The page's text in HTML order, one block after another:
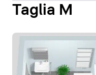
Taglia M